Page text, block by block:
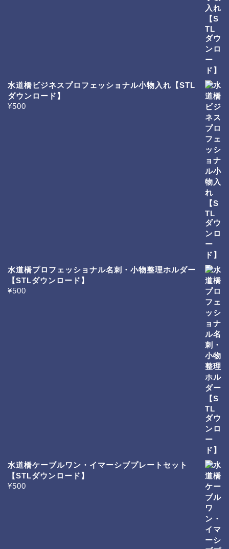
水道橋ビジネスプロフェッショナル小物入れ【STL
ダウンロード】
¥500
水道橋プロフェッショナル名刺・小物整理ホルダー
【STLダウンロード】
¥500
水道橋ケーブルワン・イマーシブプレートセット
【STLダウンロード】
¥500